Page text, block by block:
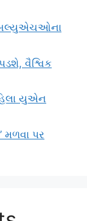
ડબલ્યુએચઓના
વૈશ્વિક
યુએન
મળવા પર